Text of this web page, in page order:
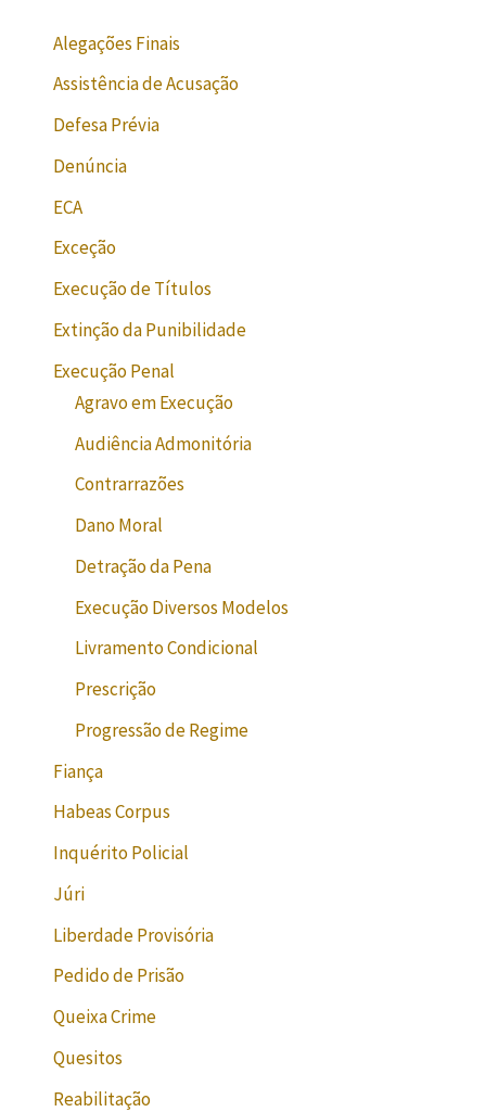
Alegações Finais
Assistência de Acusação
Defesa Prévia
Denúncia
ECA
Exceção
Execução de Títulos
Extinção da Punibilidade
Execução Penal
Agravo em Execução
Audiência Admonitória
Contrarrazões
Dano Moral
Detração da Pena
Execução Diversos Modelos
Livramento Condicional
Prescrição
Progressão de Regime
Fiança
Habeas Corpus
Inquérito Policial
Júri
Liberdade Provisória
Pedido de Prisão
Queixa Crime
Quesitos
Reabilitação